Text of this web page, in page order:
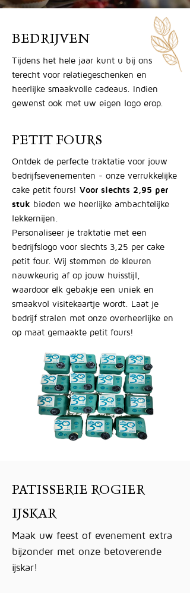
BEDRIJVEN
Tijdens het hele jaar kunt u bij ons
terecht voor relatiegeschenken en
heerlijke smaakvolle cadeaus. Indien
gewenst ook met uw eigen logo erop.
PETIT FOURS
Ontdek de perfecte traktatie voor jouw
bedrijfsevenementen - onze verrukkelijke
cake petit fours! Voor slechts 2,95 per
stuk bieden we heerlijke ambachtelijke
lekkernijen.
Personaliseer je traktatie met een
bedrijfslogo voor slechts 3,25 per cake
petit four. Wij stemmen de kleuren
nauwkeurig af op jouw huisstijl,
waardoor elk gebakje een uniek en
smaakvol visitekaartje wordt. Laat je
bedrijf stralen met onze overheerlijke en
op maat gemaakte petit fours!
PATISSERIE ROGIER
IJSKAR
Maak uw feest of evenement extra
bijzonder met onze betoverende
ijskar!